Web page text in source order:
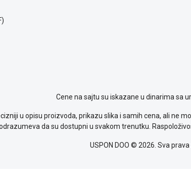
Cene na sajtu su iskazane u dinarima sa
u opisu proizvoda, prikazu slika i samih cena, ali ne
da su dostupni u svakom trenutku.
USPON DOO © 2026. Sva